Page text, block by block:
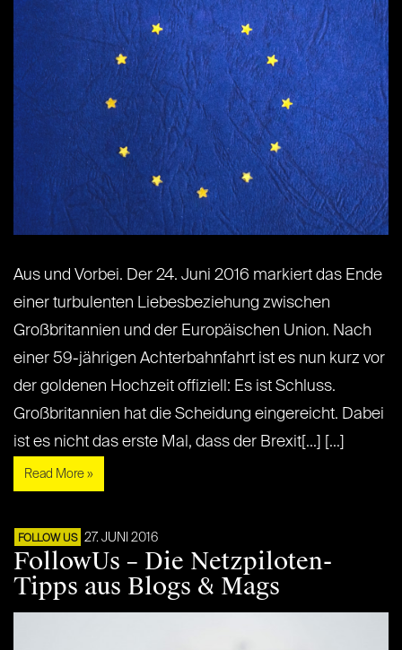
Aus und Vorbei. Der 24. Juni 2016 markiert das Ende
einer turbulenten Liebesbeziehung zwischen
Großbritannien und der Europäischen Union. Nach
einer 59-jährigen Achterbahnfahrt ist es nun kurz vor
der goldenen Hochzeit offiziell: Es ist Schluss.
Großbritannien hat die Scheidung eingereicht. Dabei
ist es nicht das erste Mal, dass der Brexit[...] [...]
Read More »
FOLLOW US 27. JUNI 2016
FollowUs – Die Netzpiloten-
Tipps aus Blogs & Mags